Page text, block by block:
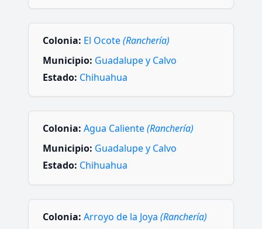
Colonia: El Ocote(Ranchería)
Municipio: Guadalupe y Calvo
Estado: Chihuahua
Colonia: Agua Caliente(Ranchería)
Municipio: Guadalupe y Calvo
Estado: Chihuahua
Colonia: Arroyo de la Joya (Ranchería)